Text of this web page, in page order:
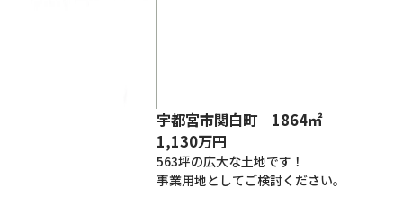
宇都宮市関白町 1864㎡
1,130万円
563坪の広大な土地です！
事業用地としてご検討ください。